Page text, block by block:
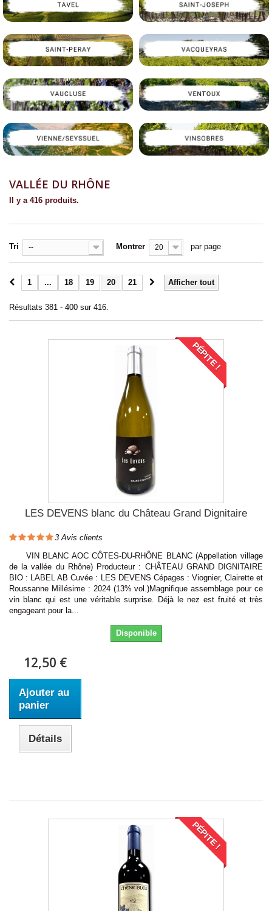
VALLÉE DU RHÔNE
Il y a 416 produits.
Tri -- Montrer 20 par page
Afficher tout
1 ... 18 19 20 21
Résultats 381 - 400 sur 416.
PÉPITE !
LES DEVENS blanc du Château Grand Dignitaire
3 Avis clients
VIN BLANC AOC CÔTES-DU-RHÔNE BLANC (Appellation village
de la vallée du Rhône) Producteur : CHÂTEAU GRAND DIGNITAIRE
BIO : LABEL AB Cuvée : LES DEVENS Cépages : Viognier, Clairette et
Roussanne Millésime : 2024 (13% vol.)Magnifique assemblage pour ce
vin blanc qui est une véritable surprise. Déjà le nez est fruité et très
engageant pour la...
Disponible
12,50 €
Ajouter au
panier
Détails
PÉPITE !